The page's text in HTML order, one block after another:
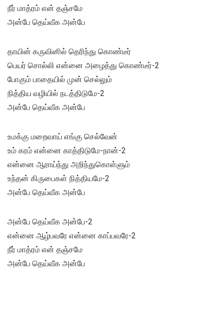
நீர் மாத்ரம் என் தஞ்சமே
அன்பே தெய்வீக அன்பே
தாயின் கருவினில் தெரிந்து கொண்டீர்
பெயர் சொல்லி என்னை அழைத்து கொண்டீர்-2
போகும் பாதையில் முன் செல்லும்
நித்திய வழியில் நடத்திடுமே-2
அன்பே தெய்வீக அன்பே
உமக்கு மறைவாய் எங்கு செல்வேன்
உம் கரம் என்னை காத்திடுமே-நான்-2
என்னை ஆராய்ந்து அறிந்துகொள்ளும்
உந்தன் கிருபைகள் நித்தியமே-2
அன்பே தெய்வீக அன்பே
அன்பே தெய்வீக அன்பே-2
என்னை ஆழ்பவரே என்னை காப்பவரே-2
நீர் மாத்ரம் என் தஞ்சமே
அன்பே தெய்வீக அன்பே